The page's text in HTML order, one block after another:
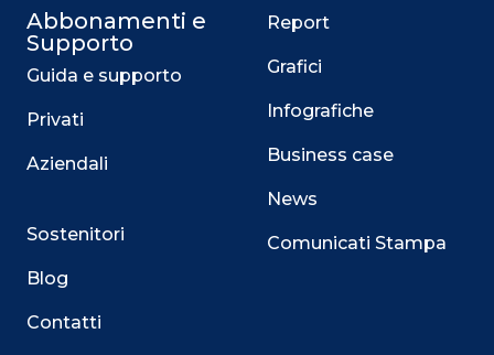
Abbonamenti e
Supporto
Guida e supporto
Privati
Aziendali
Sostenitori
Blog
Contatti
Report
Grafici
Infografiche
Business case
News
Comunicati Stampa